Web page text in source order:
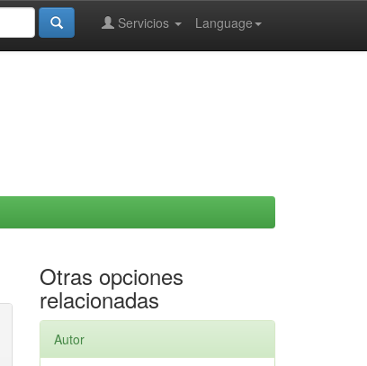
Language
Servicios
Otras opciones
relacionadas
Autor